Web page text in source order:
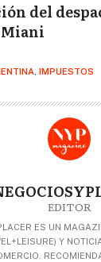
del
IMPUESTOS
EDITOR
ES UN
Y